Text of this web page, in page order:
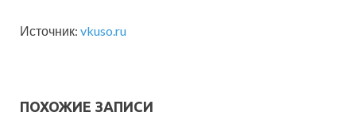
Источник: vkuso.ru
ПОХОЖИЕ ЗАПИСИ